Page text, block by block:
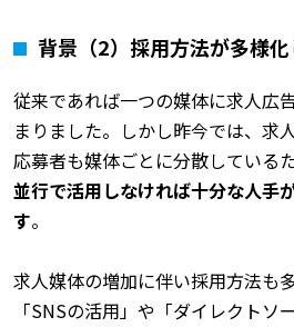
背景（2）採用方法が多様
従来であれば一つの媒体に求人広
まりました。しかし昨今では、求
応募者も媒体ごとに分散しているた
並行で活用しなければ十分な人手
す。
求人媒体の増加に伴い採用方法も
「SNSの活用」や「ダイレクトソ